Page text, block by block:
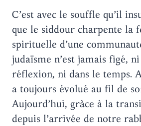
C’est avec le souffle qu’il
que le siddour charpente la
spirituelle d’une
judaïsme n’est jamais figé,
réflexion, ni dans le temps.
a toujours évolué au fil de
Aujourd’hui, gràce à la
depuis l’arrivée de notre